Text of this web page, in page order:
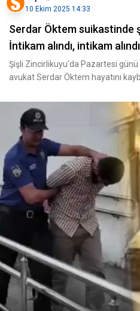
10 Ekim 2025 14:33
Serdar Öktem suikastinde
İntikam alındı, intikam alındı
Şişli Zincirlikuyu'da Pazartesi günü
avukat Serdar Öktem hayatını